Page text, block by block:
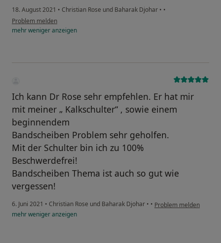
18. August 2021 • Christian Rose und Baharak Djohar • •
Problem melden
mehrwenigeranzeigen
Ich kann Dr Rose sehr empfehlen. Er hat mir
mit meiner „ Kalkschulter“ , sowie einem
beginnendem
Bandscheiben Problem sehr geholfen.
Mit der Schulter bin ich zu 100%
Beschwerdefrei!
Bandscheiben Thema ist auch so gut wie
vergessen!
6. Juni 2021 • Christian Rose und Baharak Djohar • • Problem melden
mehrwenigeranzeigen